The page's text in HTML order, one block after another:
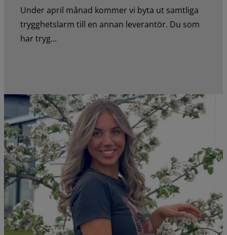
Under april månad kommer vi byta ut samtliga
trygghetslarm till en annan leverantör. Du som
har tryg...